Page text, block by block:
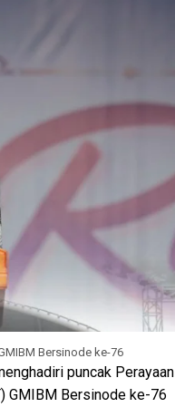
Bersinode ke-76
puncak Perayaan
GMIBM Bersinode ke-76